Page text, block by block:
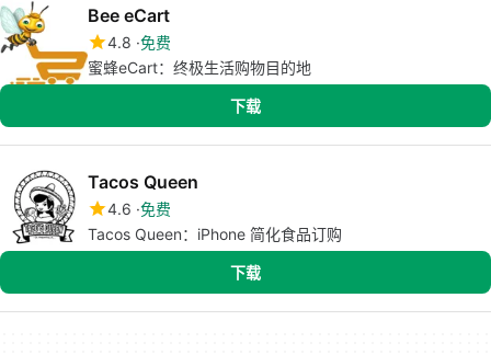
Bee eCart
4.8 免费
蜜蜂eCart：终极生活购物目的地
下载
Tacos Queen
4.6 免费
Tacos Queen：iPhone 简化食品订购
下载